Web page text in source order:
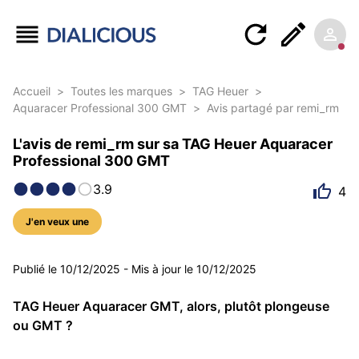
Accueil > Toutes les marques > TAG Heuer >
Aquaracer Professional 300 GMT > Avis partagé par remi_rm
L'avis de remi_rm sur sa TAG Heuer Aquaracer
Professional 300 GMT
3.9
J'en veux une
4
5 photos
Publié le 10/12/2025 - Mis à jour le 10/12/2025
TAG Heuer Aquaracer GMT, alors, plutôt plongeuse
ou GMT ?